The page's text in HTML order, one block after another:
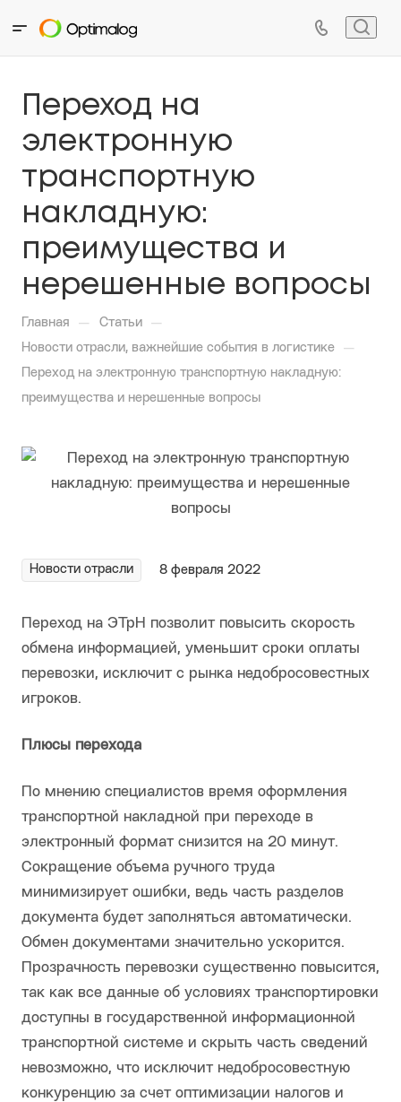
Переход на
электронную
транспортную
накладную:
преимущества и
нерешенные вопросы
Главная — Статьи —
Новости отрасли, важнейшие события в логистике —
Переход на электронную транспортную накладную:
преимущества и нерешенные вопросы
Новости отрасли 8 февраля 2022
Переход на ЭТрН позволит повысить скорость
обмена информацией, уменьшит сроки оплаты
перевозки, исключит с рынка недобросовестных
игроков.
Плюсы перехода
По мнению специалистов время оформления
транспортной накладной при переходе в
электронный формат снизится на 20 минут.
Сокращение объема ручного труда
минимизирует ошибки, ведь часть разделов
документа будет заполняться автоматически.
Обмен документами значительно ускорится.
Прозрачность перевозки существенно повысится,
так как все данные об условиях транспортировки
доступны в государственной информационной
транспортной системе и скрыть часть сведений
невозможно, что исключит недобросовестную
конкуренцию за счет оптимизации налогов и